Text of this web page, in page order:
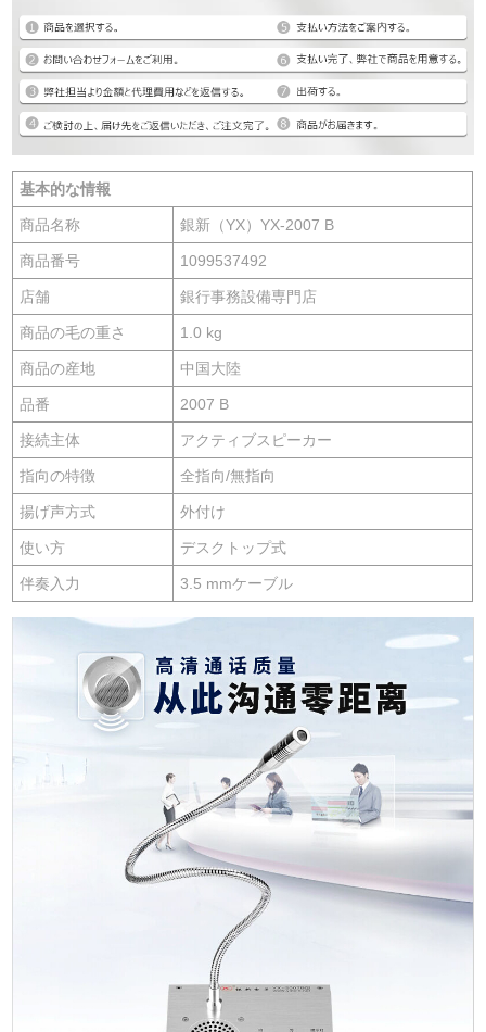
基本的な情報
商品名称 銀新（YX）YX-2007 B
商品番号 1099537492
店舗 銀行事務設備専門店
商品の毛の重さ 1.0 kg
商品の産地 中国大陸
品番 2007 B
接続主体 アクティブスピーカー
指向の特徴 全指向/無指向
揚げ声方式 外付け
使い方 デスクトップ式
伴奏入力 3.5 mmケーブル